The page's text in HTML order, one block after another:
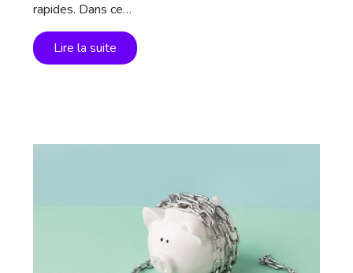
rapides. Dans ce…
Lire la suite